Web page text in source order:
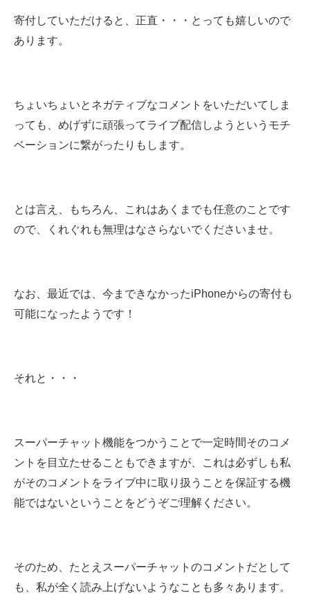
寄付していただけると、正直・・・とっても嬉しいので
あります。
ちょいちょいとネガティブなコメントをいただいてしま
っても
、めげずに頑張ってライブ配信しようというモチ
ベーションに繋がったりもします。
とは言え、もちろん、これはあくまでも任意のことです
ので、くれぐれも無理はなさらないでくださいませ。
なお、最近では、今まできなかったiPhoneからの寄付も
可能になったようです！
それと・・・
スーパーチャット機能をつかうことで一定時間そのコメ
ントを目立たせることもできますが、これは必ずしも私
がそのコメントをライブ中に取り扱うことを保証する機
能ではないということをどうぞご理解ください。
そのため、たとえスーパーチャットのコメントだとして
も、私が全く読み上げないようなことも多々あります。